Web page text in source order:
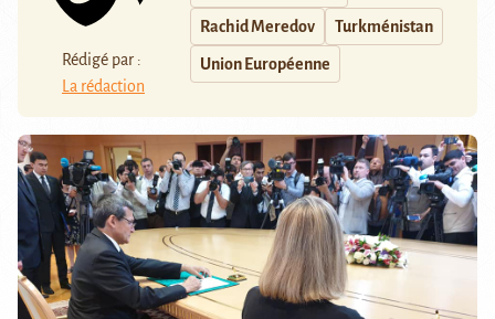
Rédigé par :
La rédaction
Rachid Meredov Turkménistan
Union Européenne